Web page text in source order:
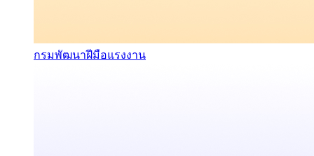
กรมพัฒนาฝีมือแรงงาน